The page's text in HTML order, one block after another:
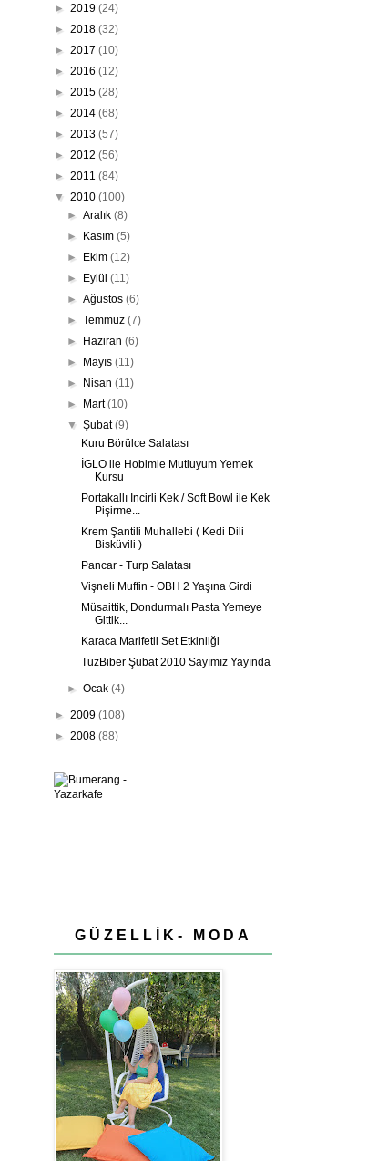
► 2019 (24)
► 2018 (32)
► 2017 (10)
► 2016 (12)
► 2015 (28)
► 2014 (68)
► 2013 (57)
► 2012 (56)
► 2011 (84)
▼ 2010 (100)
►Aralık(8)
► Kasım(5)
► Ekim(12)
► Eylül(11)
►Ağustos(6)
►Temmuz(7)
► Haziran(6)
► Mayıs(11)
► Nisan(11)
► Mart(10)
▼Şubat(9)
Kuru Börülce Salatası
İGLO ile Hobimle Mutluyum Yemek
Kursu
Portakallı İncirli Kek / Soft Bowl ile Kek
Pişirme...
Krem Şantili Muhallebi ( Kedi Dili
Bisküvili )
Pancar - Turp Salatası
Vişneli Muffin - OBH 2 Yaşına Girdi
Müsaittik, Dondurmalı Pasta Yemeye
Gittik...
Karaca Marifetli Set Etkinliği
TuzBiber Şubat 2010 Sayımız Yayında
►Ocak(4)
► 2009 (108)
► 2008 (88)
GÜZELLİK- MODA